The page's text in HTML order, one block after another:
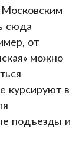
сюда
от
можно
курсируют в
подъезды и